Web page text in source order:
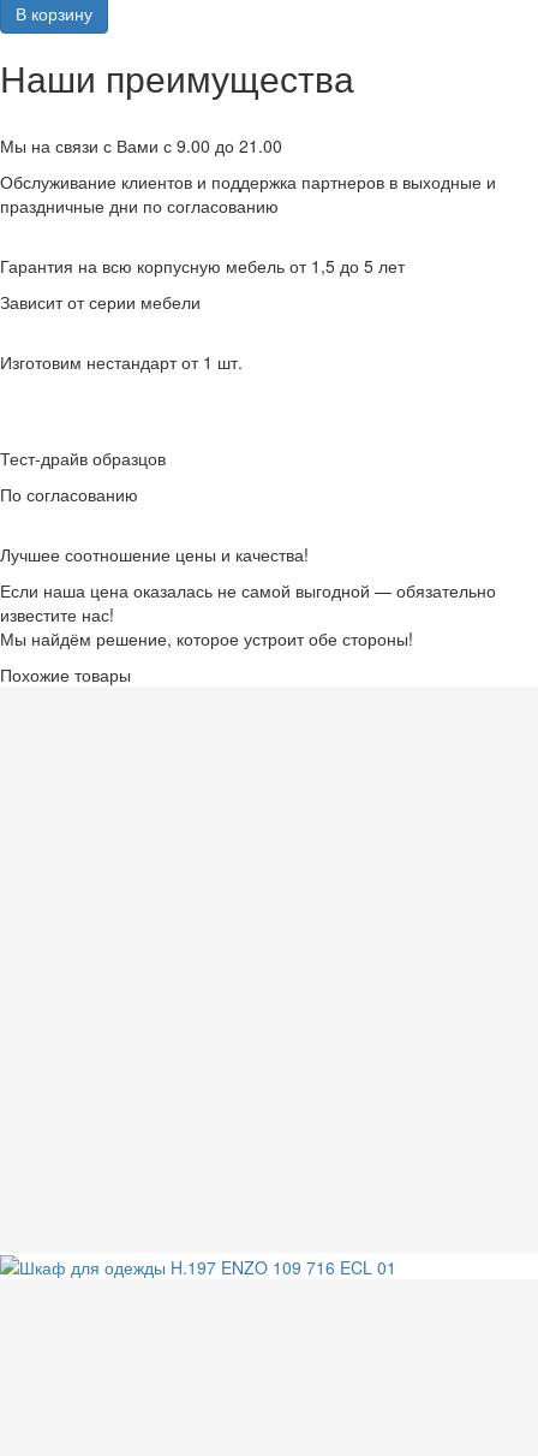
В корзину
Наши преимущества
Мы на связи с Вами с 9.00 до 21.00
Обслуживание клиентов и поддержка партнеров в выходные и
праздничные дни по согласованию
Гарантия на всю корпусную мебель от 1,5 до 5 лет
Зависит от серии мебели
Изготовим нестандарт от 1 шт.
Тест-драйв образцов
По согласованию
Лучшее соотношение цены и качества!
Если наша цена оказалась не самой выгодной — обязательно
известите нас!
Мы найдём решение, которое устроит обе стороны!
Похожие товары